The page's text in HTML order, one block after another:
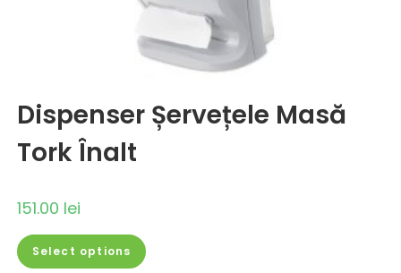
Dispenser Șervețele Masă
Tork Înalt
151.00 lei
Select options